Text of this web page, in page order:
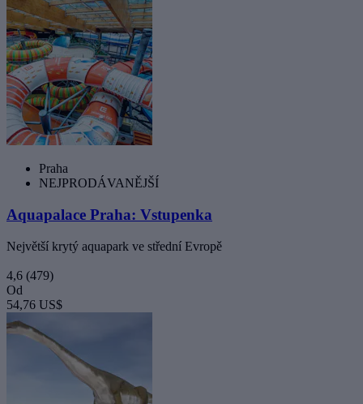
Praha
NEJPRODÁVANĚJŠÍ
Aquapalace Praha: Vstupenka
Největší krytý aquapark ve střední Evropě
4,6 (479)
Od
54,76 US$